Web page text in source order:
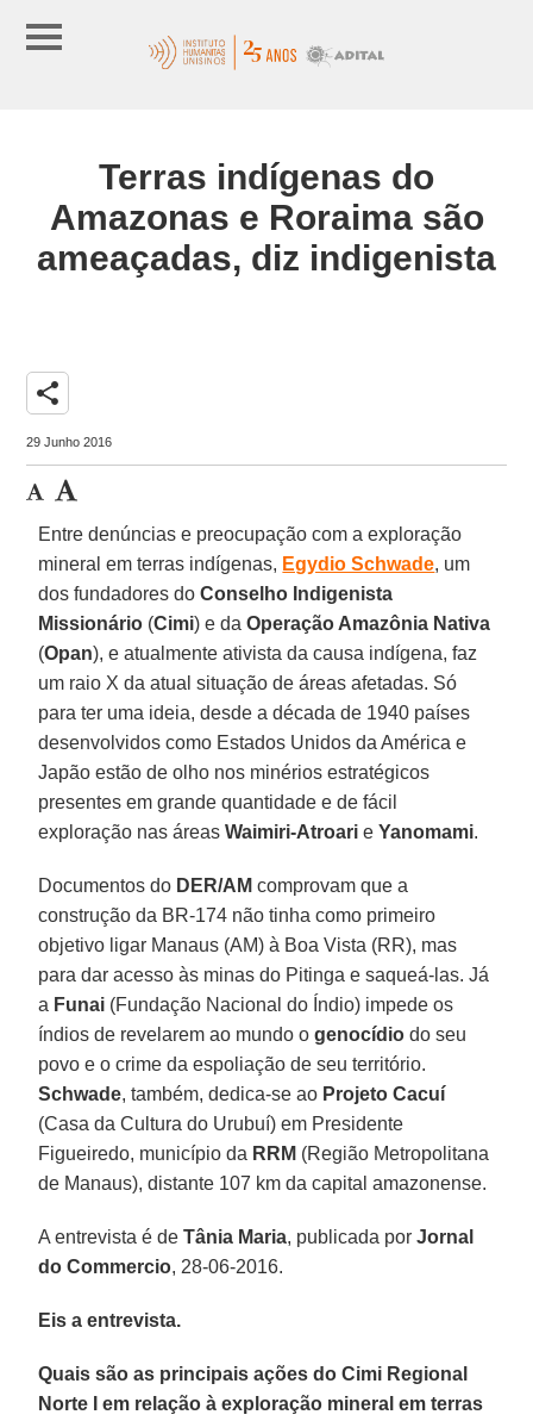
Terras indígenas do
Amazonas e Roraima são
ameaçadas, diz indigenista
share
29 Junho 2016
Entre denúncias e preocupação com a exploração
mineral em terras indígenas, Egydio Schwade, um
dos fundadores doConselho Indigenista
Missionário (Cimi) e daOperação Amazônia Nativa
(Opan), e atualmente ativista da causa indígena, faz
um raio X da atual situação de áreas afetadas. Só
para ter uma ideia, desde a década de 1940 países
desenvolvidos como Estados Unidos da América e
Japão estão de olho nos minérios estratégicos
presentes em grande quantidade e de fácil
exploração nas áreasWaimiri-Atroari eYanomami.
Documentos do DER/AM comprovam que a
construção da BR-174 não tinha como primeiro
objetivo ligar Manaus (AM) à Boa Vista (RR), mas
para dar acesso às minas do Pitinga e saqueá-las. Já
a Funai (Fundação Nacional do Índio) impede os
índios de revelarem ao mundo ogenocídio do seu
povo e o crime da espoliação de seu território.
Schwade, também, dedica-se ao Projeto Cacuí
(Casa da Cultura do Urubuí) em Presidente
Figueiredo, município da RRM (Região Metropolitana
de Manaus), distante 107 km da capital amazonense.
A entrevista é deTânia Maria, publicada porJornal
do Commercio, 28-06-2016.
Eis a entrevista.
Quais são as principais ações do Cimi Regional
Norte I em relação à exploração mineral em terras